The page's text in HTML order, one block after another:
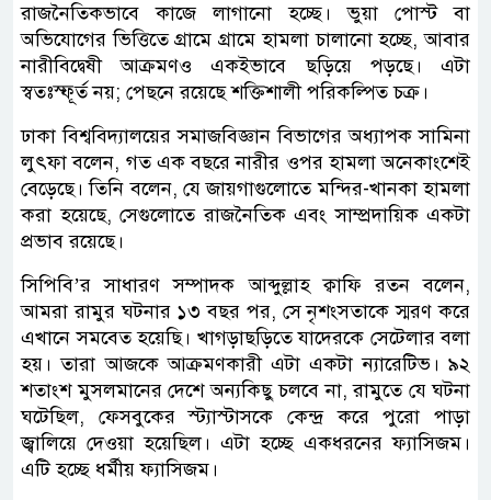
রাজনৈতিকভাবে কাজে লাগানো হচ্ছে। ভুয়া পোস্ট বা
অভিযোগের ভিত্তিতে গ্রামে গ্রামে হামলা চালানো হচ্ছে, আবার
নারীবিদ্বেষী আক্রমণও একইভাবে ছড়িয়ে পড়ছে। এটা
স্বতঃস্ফূর্ত নয়; পেছনে রয়েছে শক্তিশালী পরিকল্পিত চক্র।
ঢাকা বিশ্ববিদ্যালয়ের সমাজবিজ্ঞান বিভাগের অধ্যাপক সামিনা
লুৎফা বলেন, গত এক বছরে নারীর ওপর হামলা অনেকাংশেই
বেড়েছে। তিনি বলেন, যে জায়গাগুলোতে মন্দির-খানকা হামলা
করা হয়েছে, সেগুলোতে রাজনৈতিক এবং সাম্প্রদায়িক একটা
প্রভাব রয়েছে।
সিপিবি’র সাধারণ সম্পাদক আব্দুল্লাহ ক্বাফি রতন বলেন,
আমরা রামুর ঘটনার ১৩ বছর পর, সে নৃশংসতাকে স্মরণ করে
এখানে সমবেত হয়েছি। খাগড়াছড়িতে যাদেরকে সেটেলার বলা
হয়। তারা আজকে আক্রমণকারী এটা একটা ন্যারেটিভ। ৯২
শতাংশ মুসলমানের দেশে অন্যকিছু চলবে না, রামুতে যে ঘটনা
ঘটেছিল, ফেসবুকের স্ট্যাস্টাসকে কেন্দ্র করে পুরো পাড়া
জ্বালিয়ে দেওয়া হয়েছিল। এটা হচ্ছে একধরনের ফ্যাসিজম।
এটি হচ্ছে ধর্মীয় ফ্যাসিজম।